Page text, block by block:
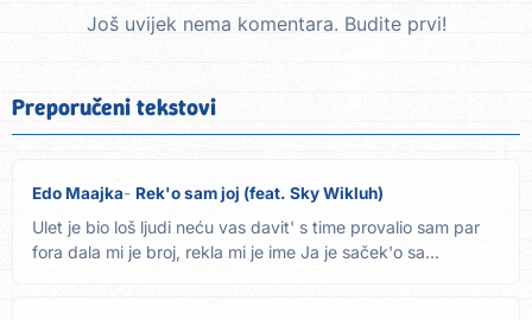
Još uvijek nema komentara. Budite prvi!
Preporučeni tekstovi
Edo Maajka Rek'o sam joj (feat. Sky Wikluh)
Ulet je bio loš ljudi neću vas davit' s time provalio sam par
fora dala mi je broj, rekla mi je ime Ja je saček'o sa...